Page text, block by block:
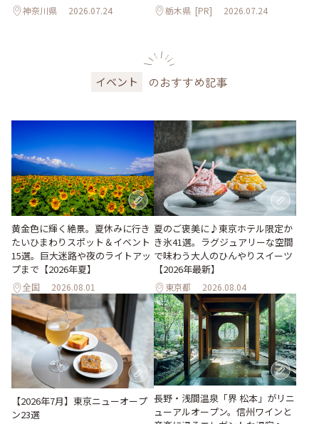
神奈川県 2026.07.24 栃木県 [PR] 2026.07.24
イベント のおすすめ記事
黄金色に輝く絶景。夏休みに行き
たいひまわりスポット＆イベント
15選。巨大迷路や夜のライトアッ
プまで【2026年夏】
全国 2026.08.01
夏のご褒美に♪東京ホテル限定か
き氷41選。ラグジュアリーな空間
で味わう大人のひんやりスイーツ
【2026年最新】
東京都 2026.08.04
【2026年7月】東京ニューオープ
ン23選
長野・浅間温泉「界 松本」がリニ
ューアルオープン。信州ワインと